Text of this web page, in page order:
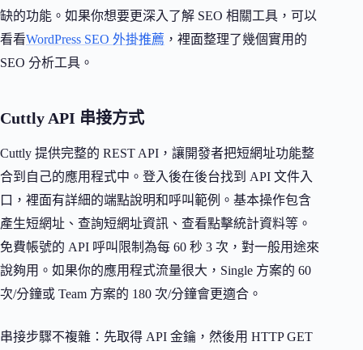
缺的功能。如果你想要更深入了解 SEO 相關工具，可以
看看WordPress SEO 外掛推薦 ，裡面整理了幾個實用的
SEO 分析工具。
Cuttly API 串接方式
Cuttly 提供完整的 REST API，讓開發者把短網址功能整
合到自己的應用程式中。登入後在後台找到 API 文件入
口，裡面有詳細的端點說明和呼叫範例。基本操作包含
產生短網址、查詢短網址資訊、查看點擊統計資料等。
免費帳號的 API 呼叫限制為每 60 秒 3 次，對一般用途來
說夠用。如果你的應用程式流量很大，Single 方案的 60
次/分鐘或 Team 方案的 180 次/分鐘會更適合。
串接步驟不複雜：先取得 API 金鑰，然後用 HTTP GET